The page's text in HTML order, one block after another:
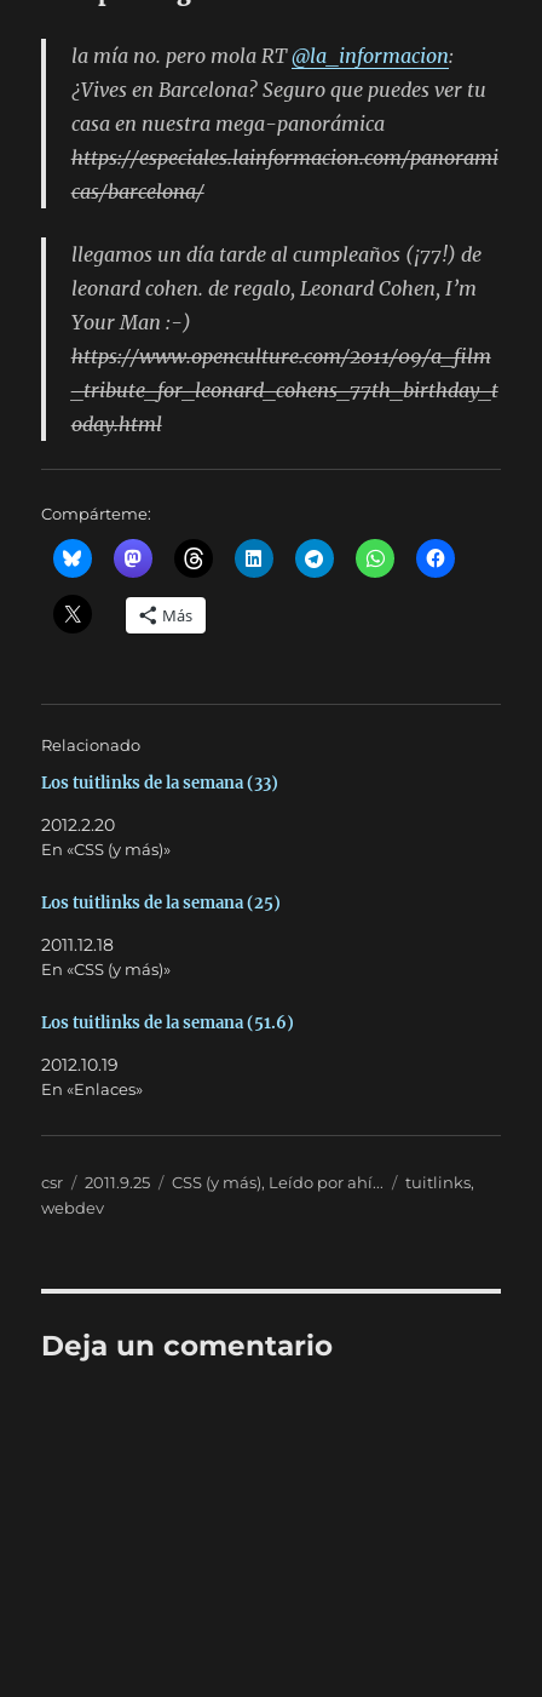
la mía no. pero mola RT@la_informacion:
¿Vives en Barcelona? Seguro que puedes ver tu
casa en nuestra mega-panorámica
https://especiales.lainformacion.com/panorami
cas/barcelona/
llegamos un día tarde al cumpleaños (¡77!) de
leonard cohen. de regalo, Leonard Cohen, I’m
Your Man :-)
https://www.openculture.com/2011/09/a_film
_tribute_for_leonard_cohens_77th_birthday_t
oday.html
Compárteme:
Más
Relacionado
Los tuitlinks de la semana (33)
2012.2.20
En «CSS (y más)»
Los tuitlinks de la semana (25)
2011.12.18
En «CSS (y más)»
Los tuitlinks de la semana (51.6)
2012.10.19
En «Enlaces»
Autor
csr
Publicado
el
2011.9.25 Categorías
CSS (y más), Leído por ahí... Etiquetas
tuitlinks,
webdev
Deja un comentario